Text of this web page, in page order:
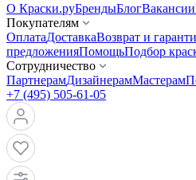
О Краски.руБрендыБлогВакансии
Покупателям
ОплатаДоставкаВозврат и
предложенияПомощьПодбор
Сотрудничество
ПартнерамДизайнерамМастерам
+7 (495) 505-61-05